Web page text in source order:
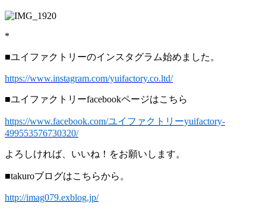
*
■ユイファクトリーのインスタグラム始めました。
https://www.instagram.com/yuifactory.co.ltd/
■ユイファクトリーfacebookページはこちら
https://www.facebook.com/ユイファクトリーyuifactory-
499553576730320/
よろしければ、いいね！をお願いします。
■takuroブログはこちらから。
http://imag079.exblog.jp/